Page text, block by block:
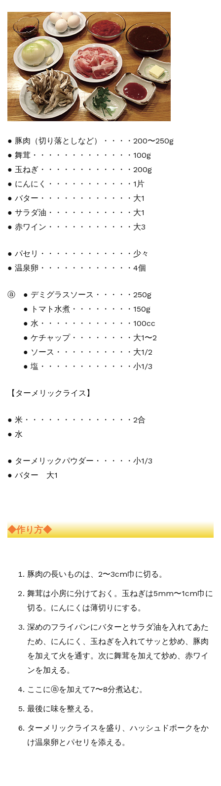
● 豚肉（切り落としなど）・・・・200〜250g
● 舞茸・・・・・・・・・・・・・100g
● 玉ねぎ・・・・・・・・・・・・200g
● にんにく・・・・・・・・・・・1片
● バター・・・・・・・・・・・・大1
● サラダ油・・・・・・・・・・・大1
● 赤ワイン・・・・・・・・・・・大3
● パセリ・・・・・・・・・・・・少々
● 温泉卵・・・・・・・・・・・・4個
ⓐ ● デミグラスソース・・・・・250g
● トマト水煮・・・・・・・・150g
● 水・・・・・・・・・・・・100cc
● ケチャップ・・・・・・・・大1〜2
● ソース・・・・・・・・・・大1/2
● 塩・・・・・・・・・・・・小1/3
【ターメリックライス】
● 米・・・・・・・・・・・・・・2合
● 水
● ターメリックパウダー・・・・・小1/3
● バター 大1
◆作り方◆
豚肉の長いものは、2〜3cm巾に切る。
舞茸は小房に分けておく。玉ねぎは5mm〜1cm巾に
切る。にんにくは薄切りにする。
深めのフライパンにバターとサラダ油を入れてあた
ため、にんにく、玉ねぎを入れてサッと炒め、豚肉
を加えて火を通す。次に舞茸を加えて炒め、赤ワイ
ンを加える。
ここにⓐを加えて7〜8分煮込む。
最後に味を整える。
ターメリックライスを盛り、ハッシュドポークをか
け温泉卵とパセリを添える。